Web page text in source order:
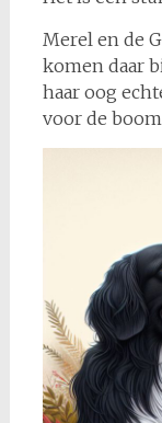
Merel en de
komen daar
haar oog
voor de